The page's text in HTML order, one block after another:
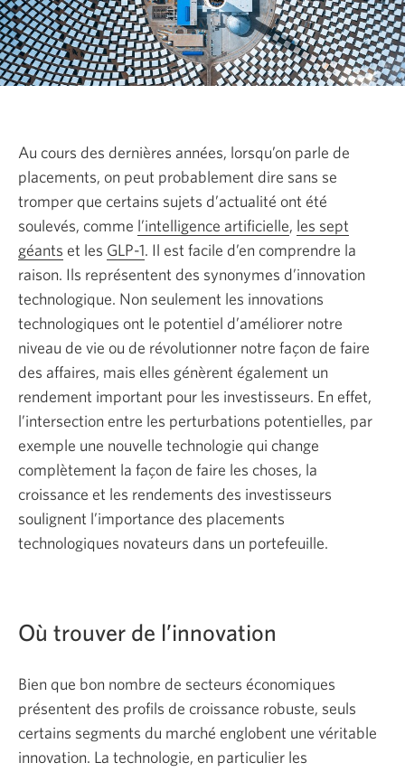
Au cours des dernières années, lorsqu’on parle de
placements, on peut probablement dire sans se
tromper que certains sujets d’actualité ont été
soulevés, comme l’intelligence artificielle, les sept
géants et les GLP-1Une
nouvelle
fenêtre
s’affichera.
. Il est facile d’en comprendre la
raison. Ils représentent des synonymes d’innovation
technologique. Non seulement les innovations
technologiques ont le potentiel d’améliorer notre
niveau de vie ou de révolutionner notre façon de faire
des affaires, mais elles génèrent également un
rendement important pour les investisseurs. En effet,
l’intersection entre les perturbations potentielles, par
exemple une nouvelle technologie qui change
complètement la façon de faire les choses, la
croissance et les rendements des investisseurs
soulignent l’importance des placements
technologiques novateurs dans un portefeuille.
Où trouver de l’innovation
Bien que bon nombre de secteurs économiques
présentent des profils de croissance robuste, seuls
certains segments du marché englobent une véritable
innovation. La technologie, en particulier les